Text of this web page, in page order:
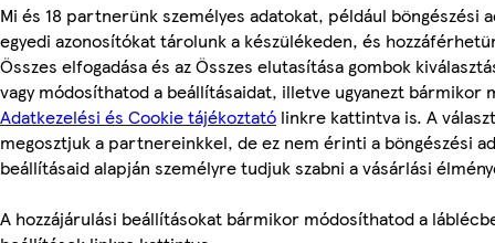
Mi és 18 partnerünk személyes adatokat, például böngészési
egyedi azonosítókat tárolunk a készülékeden, és
Összes elfogadása és az Összes elutasítása gombok
vagy módosíthatod a beállításaidat, illetve ugyanezt bármikor
Adatkezelési és Cookie tájékoztató linkre kattintva is. A
megosztjuk a partnereinkkel, de ez nem érinti a böngészési
beállításaid alapján személyre tudjuk szabni a vásárlási
A hozzájárulási beállításokat bármikor módosíthatod a